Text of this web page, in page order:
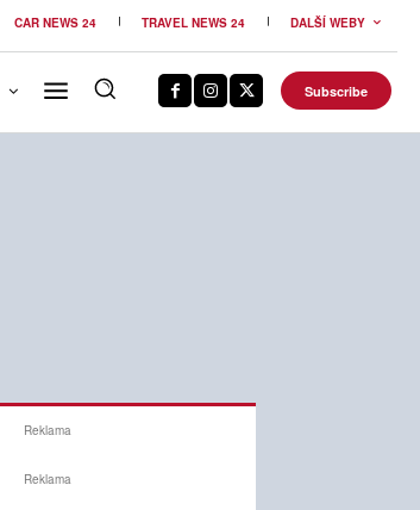
CAR NEWS 24 TRAVEL NEWS 24 DALŠÍ WEBY
Subscribe
Reklama
Reklama